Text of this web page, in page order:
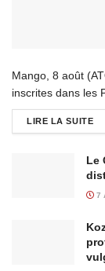
Mango, 8 août
inscrites dans les
LIRE LA SUITE
Le
7